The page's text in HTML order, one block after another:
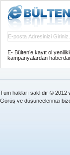
E- Bülten’e kayıt ol
kampanyalardan haberdar
Tüm hakları saklıdır ©
Görüş ve düşüncelerinizi